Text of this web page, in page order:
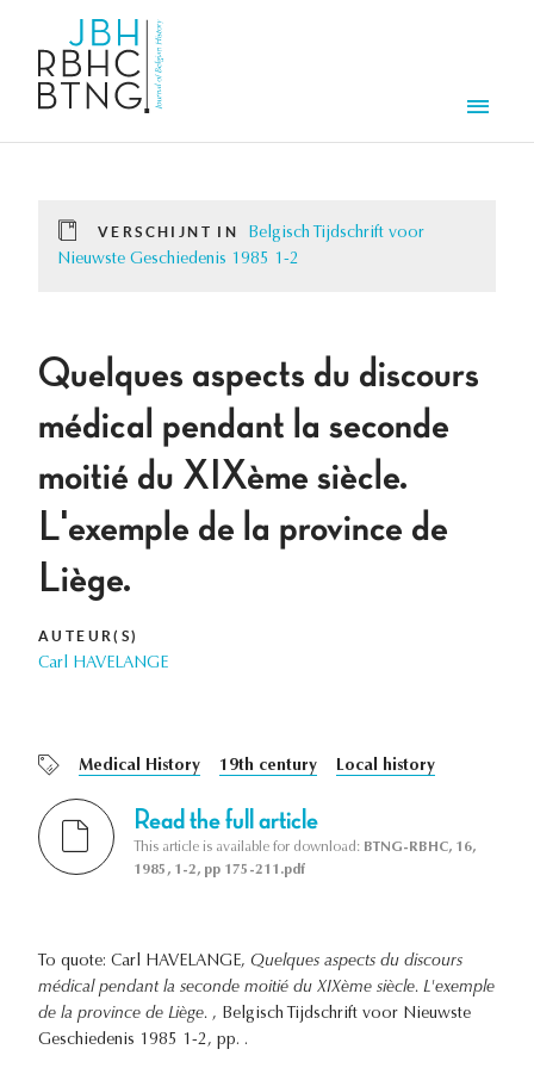
VERSCHIJNT IN
Belgisch Tijdschrift voor
Nieuwste Geschiedenis 1985 1-2
Quelques aspects du discours
médical pendant la seconde
moitié du XIXème siècle.
L'exemple de la province de
Liège.
AUTEUR(S)
Carl HAVELANGE
Medical History 19th century Local history
Read the full article
This article is available for download: BTNG-RBHC, 16,
1985, 1-2, pp 175-211.pdf
To quote: Carl HAVELANGE, Quelques aspects du discours
médical pendant la seconde moitié du XIXème siècle. L'exemple
de la province de Liège. , Belgisch Tijdschrift voor Nieuwste
Geschiedenis 1985 1-2, pp. .